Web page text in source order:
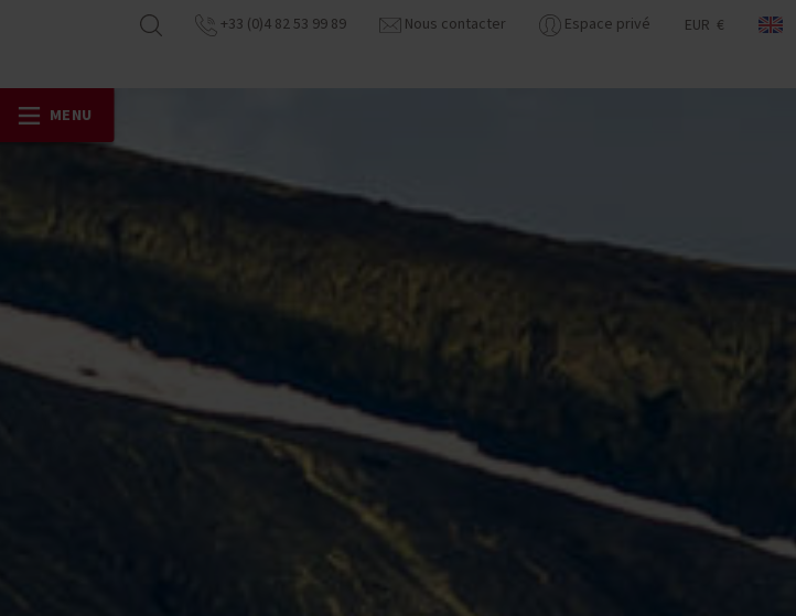
+33 (0)4 82 53 99 89 Nous contacter Espace privé EUR €
MENU